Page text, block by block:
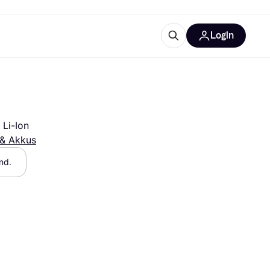
Login
Li-Ion
Akkus